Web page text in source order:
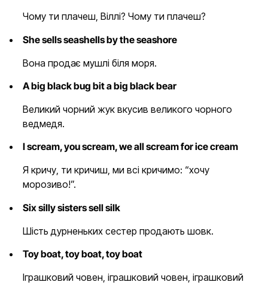
Чому ти плачеш, Віллі? Чому ти плачеш?
She sells seashells by the seashore
Вона продає мушлі біля моря.
A big black bug bit a big black bear
Великий чорний жук вкусив великого чорного
ведмедя.
I scream, you scream, we all scream for ice cream
Я кричу, ти кричиш, ми всі кричимо: “хочу
морозиво!”.
Six silly sisters sell silk
Шість дурненьких сестер продають шовк.
Toy boat, toy boat, toy boat
Іграшковий човен, іграшковий човен, іграшковий